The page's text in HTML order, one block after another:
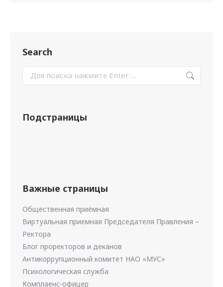
Search
Подстраницы
Важные страницы
Общественная приёмная
Виртуальная приемная Председателя Правления –
Ректора
Блог проректоров и деканов
Антикоррупционный комитет НАО «МУС»
Психологическая служба
Комплаенс-офицер